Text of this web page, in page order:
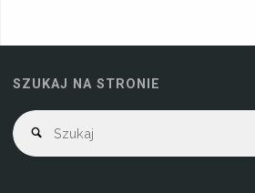
SZUKAJ NA STRONIE